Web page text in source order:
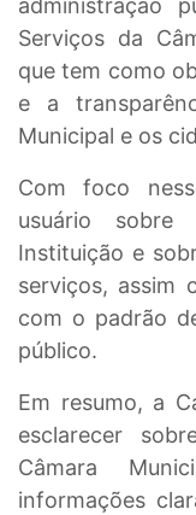
administração
Serviços da
que tem como
e a
Municipal e os
Com foco
usuário sobre
Instituição e
serviços, assim
com o padrão
público.
Em resumo, a
esclarecer
Câmara
informações